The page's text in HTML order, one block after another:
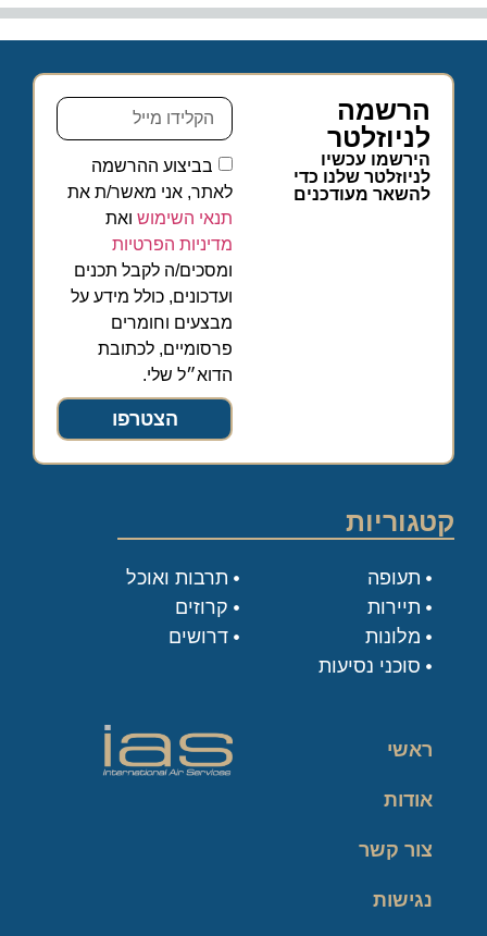
הרשמה
לניוזלטר
הירשמו עכשיו
לניוזלטר שלנו כדי
להשאר מעודכנים
בביצוע ההרשמה
לאתר, אני מאשר/ת את
תנאי השימושואת
מדיניות הפרטיות
ומסכים/ה לקבל תכנים
ועדכונים, כולל מידע על
מבצעים וחומרים
פרסומיים, לכתובת
הדוא״ל שלי.
הצטרפו
קטגוריות
תעופה
תיירות
מלונות
סוכני נסיעות
תרבות ואוכל
קרוזים
דרושים
ראשי
אודות
צור קשר
נגישות